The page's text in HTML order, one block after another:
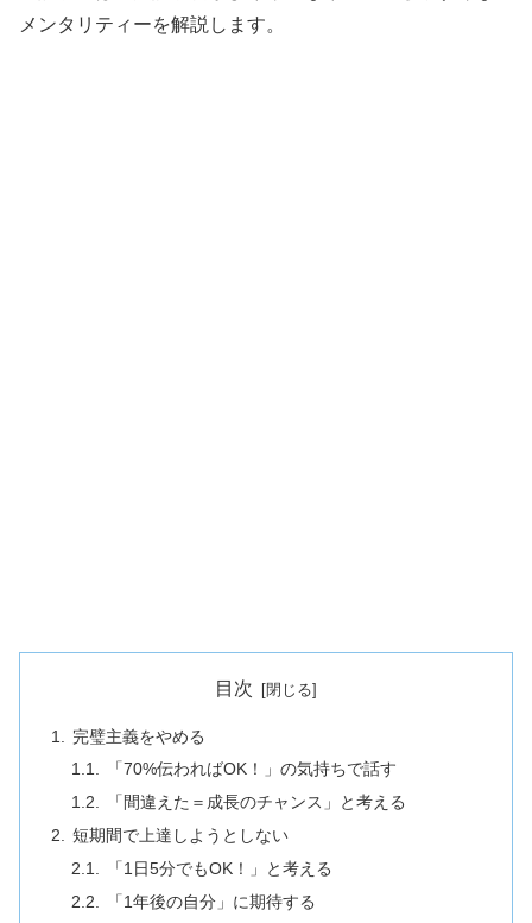
メンタリティーを解説します。
目次
完璧主義をやめる
「70%伝わればOK！」の気持ちで話す
「間違えた＝成長のチャンス」と考える
短期間で上達しようとしない
「1日5分でもOK！」と考える
「1年後の自分」に期待する